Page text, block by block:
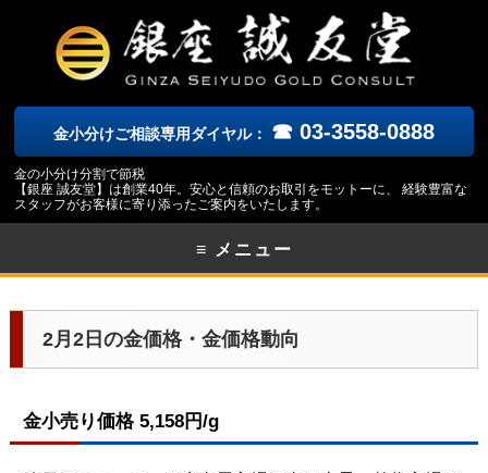
金小分けご相談専用ダイヤル： ☎ 03-3558-0888
金の小分け分割で節税
【銀座 誠友堂】は創業40年。安心と信頼のお取引をモットーに、 経験豊富な
スタッフがお客様に寄り添ったご案内をいたします。
≡ メニュー
2月2日の金価格・金価格動向
金小売り価格 5,158円/g